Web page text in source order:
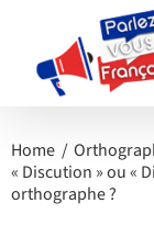
contenu
Home
« Discution » ou «
orthographe ?